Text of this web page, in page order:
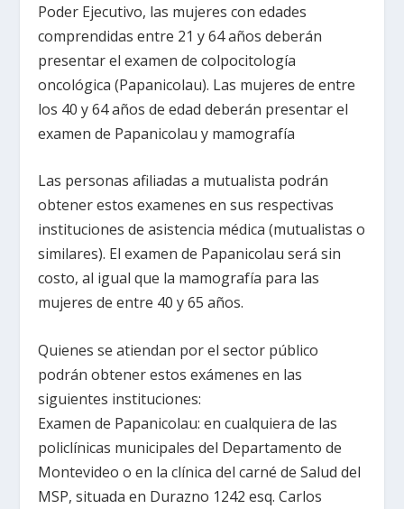
Poder Ejecutivo, las mujeres con edades
comprendidas entre 21 y 64 años deberán
presentar el examen de colpocitología
oncológica (Papanicolau). Las mujeres de entre
los 40 y 64 años de edad deberán presentar el
examen de Papanicolau y mamografía
Las personas afiliadas a mutualista podrán
obtener estos examenes en sus respectivas
instituciones de asistencia médica (mutualistas o
similares). El examen de Papanicolau será sin
costo, al igual que la mamografía para las
mujeres de entre 40 y 65 años.
Quienes se atiendan por el sector público
podrán obtener estos exámenes en las
siguientes instituciones:
Examen de Papanicolau: en cualquiera de las
policlínicas municipales del Departamento de
Montevideo o en la clínica del carné de Salud del
MSP, situada en Durazno 1242 esq. Carlos